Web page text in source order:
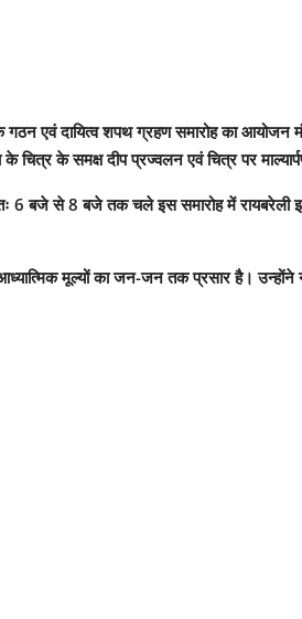
गठन एवं दायित्व शपथ ग्रहण समारोह का
चित्र के समक्ष दीप प्रज्वलन एवं चित्र पर
6 बजे से 8 बजे तक चले इस समारोह में रायबरेली
मूल्यों का जन-जन तक प्रसार है। उन्होंने